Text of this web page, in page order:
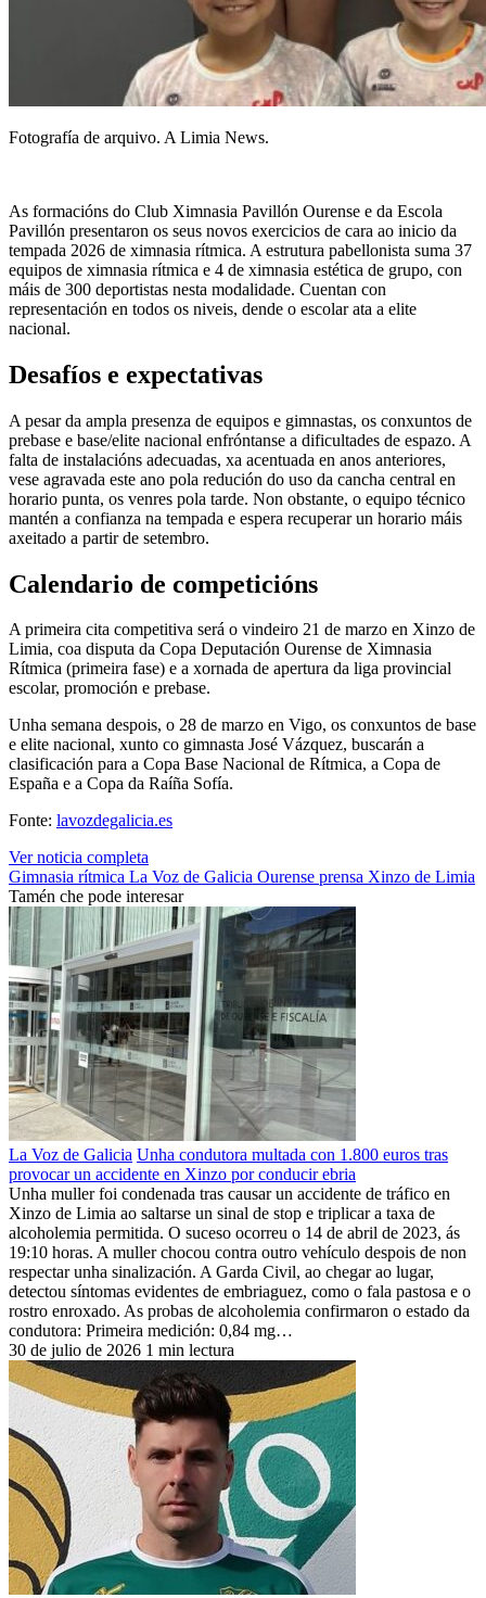
Fotografía de arquivo. A Limia News.
As formacións do Club Ximnasia Pavillón Ourense e da Escola
Pavillón presentaron os seus novos exercicios de cara ao inicio da
tempada 2026 de ximnasia rítmica. A estrutura pabellonista suma 37
equipos de ximnasia rítmica e 4 de ximnasia estética de grupo, con
máis de 300 deportistas nesta modalidade. Cuentan con
representación en todos os niveis, dende o escolar ata a elite
nacional.
Desafíos e expectativas
A pesar da ampla presenza de equipos e gimnastas, os conxuntos de
prebase e base/elite nacional enfróntanse a dificultades de espazo. A
falta de instalacións adecuadas, xa acentuada en anos anteriores,
vese agravada este ano pola redución do uso da cancha central en
horario punta, os venres pola tarde. Non obstante, o equipo técnico
mantén a confianza na tempada e espera recuperar un horario máis
axeitado a partir de setembro.
Calendario de competicións
A primeira cita competitiva será o vindeiro 21 de marzo en Xinzo de
Limia, coa disputa da Copa Deputación Ourense de Ximnasia
Rítmica (primeira fase) e a xornada de apertura da liga provincial
escolar, promoción e prebase.
Unha semana despois, o 28 de marzo en Vigo, os conxuntos de base
e elite nacional, xunto co gimnasta José Vázquez, buscarán a
clasificación para a Copa Base Nacional de Rítmica, a Copa de
España e a Copa da Raíña Sofía.
Fonte: lavozdegalicia.es
Ver noticia completa
Gimnasia rítmica La Voz de Galicia Ourense prensa Xinzo de Limia
Tamén che pode interesar
La Voz de Galicia Unha condutora multada con 1.800 euros tras
provocar un accidente en Xinzo por conducir ebria
Unha muller foi condenada tras causar un accidente de tráfico en
Xinzo de Limia ao saltarse un sinal de stop e triplicar a taxa de
alcoholemia permitida. O suceso ocorreu o 14 de abril de 2023, ás
19:10 horas. A muller chocou contra outro vehículo despois de non
respectar unha sinalización. A Garda Civil, ao chegar ao lugar,
detectou síntomas evidentes de embriaguez, como o fala pastosa e o
rostro enroxado. As probas de alcoholemia confirmaron o estado da
condutora: Primeira medición: 0,84 mg…
30 de julio de 2026 1 min lectura